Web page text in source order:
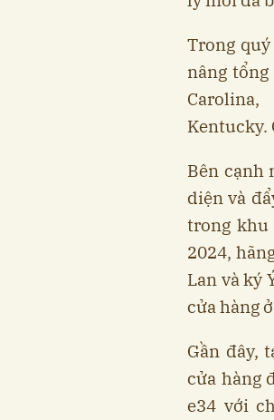
Trong
nâng
Kentucky.
Bên cạnh
diện và
trong khu
2024,
Lan và ký
cửa hàng
Gần đây,
cửa hàng
e34 với